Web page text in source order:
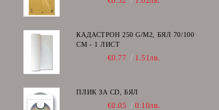
КАДАСТРОН 250 G/M2, БЯЛ 70/100
СМ - 1 ЛИСТ
€0.77 1.51лв.
ПЛИК ЗА CD, БЯЛ
€0.05 0.10лв.